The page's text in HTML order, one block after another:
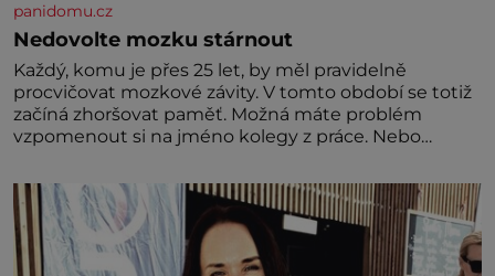
panidomu.cz
Nedovolte mozku stárnout
Každý, komu je přes 25 let, by měl pravidelně
procvičovat mozkové závity. V tomto období se totiž
začíná zhoršovat paměť. Možná máte problém
vzpomenout si na jméno kolegy z práce. Nebo
nedávno přečetli. Je to opravdu tak, s věkem jako
kdyby se paměť rozhodla stávkovat. Cvičte